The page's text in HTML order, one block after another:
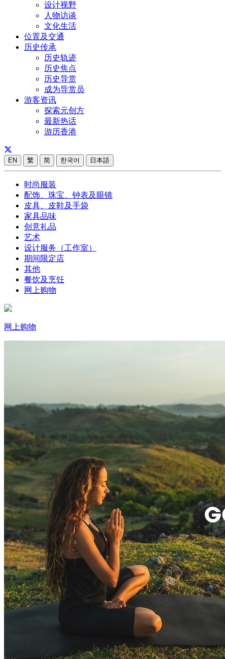
设计视野
人物访谈
文化生活
位置及交通
历史传承
历史轨迹
历史焦点
历史导赏
成为导赏员
游客资讯
探索元创方
最新热话
游历香港
EN 繁 简 한국어 日本語
时尚服装
配饰、珠宝、钟表及眼镜
皮具、皮鞋及手袋
家具品味
创意礼品
艺术
设计服务（工作室）
期间限定店
其他
餐饮及烹饪
网上购物
网上购物